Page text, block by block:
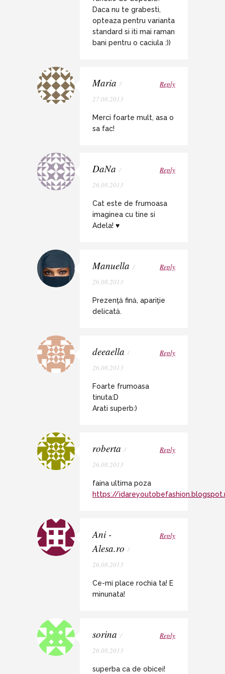
Daca nu te grabesti,
opteaza pentru varianta
standard si iti mai raman
bani pentru o caciula :))
Maria /
27.08.2013
Reply
Merci foarte mult, asa o
sa fac!
DaNa /
26.08.2013
Reply
Cat este de frumoasa
imaginea cu tine si
Adela! ♥
Manuella /
26.08.2013
Reply
Prezenţă fină, apariţie
delicată.
deeaella /
26.08.2013
Reply
Foarte frumoasa
tinuta:D
Arati superb:)
roberta /
26.08.2013
Reply
faina ultima poza
https://
Ani -
Alesa.ro /
26.08.2013
Reply
Ce-mi place rochia ta! E
minunata!
sorina /
26.08.2013
Reply
superba ca de obicei!